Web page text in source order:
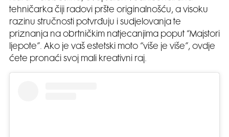
tehničarka čiji radovi pršte originalnošću, a visoku
razinu stručnosti potvrđuju i sudjelovanja te
priznanja na obrtničkim natjecanjima poput “Majstori
ljepote”. Ako je vaš estetski moto “više je više”, ovdje
ćete pronaći svoj mali kreativni raj.